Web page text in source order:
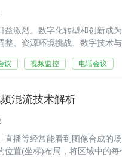
益激烈。数字化转型和创新成
、资源环境挑战、数字技术
议 视频监控 电话会议
混流技术解析
直播等经常能看到图像合成的
置(坐标)布局，将区域中的每